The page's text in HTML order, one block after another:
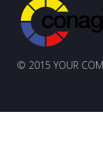
© 2015 YOUR